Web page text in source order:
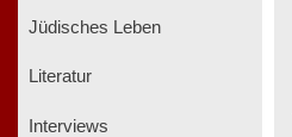
Jüdisches Leben
Literatur
Interviews